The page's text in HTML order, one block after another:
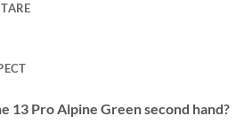
13 Pro Alpine Green second hand?